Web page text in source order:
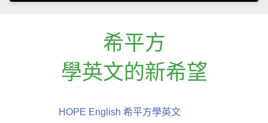
希平方
學英文的新希望
HOPE English 希平方學英文